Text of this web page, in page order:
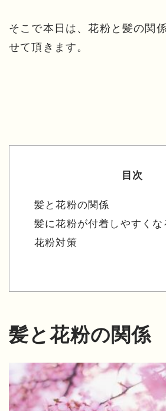
そこで本日は、花粉と髪の関
せて頂きます。
目次
髪と花粉の関係
髪に花粉が付着しやすくな
花粉対策
髪と花粉の関係